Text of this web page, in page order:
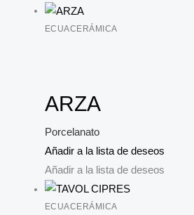
ECUACERÁMICA
ARZA
Porcelanato
Añadir a la lista de deseos
Añadir a la lista de deseos
ECUACERÁMICA